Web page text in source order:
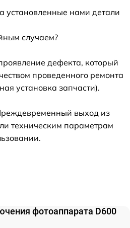
установленные нами детали
случаем?
дефекта, который
проведенного ремонта
установка запчасти).
выход из
техническим параметрам
фотоаппарата D600